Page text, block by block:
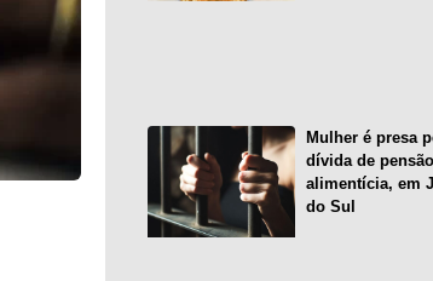
Mulher é presa
dívida de pensão
alimentícia, em
do Sul